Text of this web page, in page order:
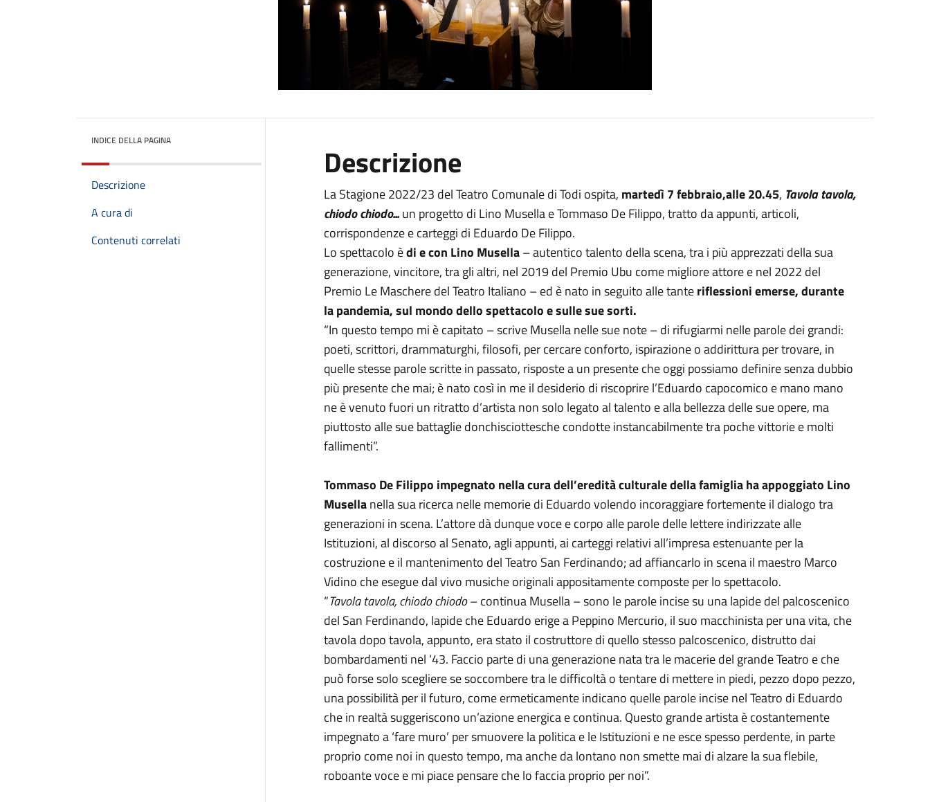
INDICE DELLA PAGINA
Descrizione
A cura di
Contenuti correlati
Descrizione
La Stagione 2022/23 del Teatro Comunale di Todi ospita, martedì 7 febbraio,alle 20.45, Tavola tavola,
chiodo chiodo...un progetto di Lino Musella e Tommaso De Filippo, tratto da appunti, articoli,
corrispondenze e carteggi di Eduardo De Filippo.
Lo spettacolo èdi e con Lino Musella– autentico talento della scena, tra i più apprezzati della sua
generazione, vincitore, tra gli altri, nel 2019 del Premio Ubu come migliore attore e nel 2022 del
Premio Le Maschere del Teatro Italiano – ed è nato in seguito alle tanteriflessioni emerse, durante
la pandemia, sul mondo dello spettacolo e sulle sue sorti.
“In questo tempo mi è capitato – scrive Musella nelle sue note – di rifugiarmi nelle parole dei grandi:
poeti, scrittori, drammaturghi, filosofi, per cercare conforto, ispirazione o addirittura per trovare, in
quelle stesse parole scritte in passato, risposte a un presente che oggi possiamo definire senza dubbio
più presente che mai; è nato così in me il desiderio di riscoprire l’Eduardo capocomico e mano mano
ne è venuto fuori un ritratto d’artista non solo legato al talento e alla bellezza delle sue opere, ma
piuttosto alle sue battaglie donchisciottesche condotte instancabilmente tra poche vittorie e molti
fallimenti”.
Tommaso De Filippo impegnato nella cura dell’eredità culturale della famiglia ha appoggiato Lino
Musellanella sua ricerca nelle memorie di Eduardo volendo incoraggiare fortemente il dialogo tra
generazioni in scena. L’attore dà dunque voce e corpo alle parole delle lettere indirizzate alle
Istituzioni, al discorso al Senato, agli appunti, ai carteggi relativi all’impresa estenuante per la
costruzione e il mantenimento del Teatro San Ferdinando; ad affiancarlo in scena il maestro Marco
Vidino che esegue dal vivo musiche originali appositamente composte per lo spettacolo.
“Tavola tavola, chiodo chiodo– continua Musella – sono le parole incise su una lapide del palcoscenico
del San Ferdinando, lapide che Eduardo erige a Peppino Mercurio, il suo macchinista per una vita, che
tavola dopo tavola, appunto, era stato il costruttore di quello stesso palcoscenico, distrutto dai
bombardamenti nel ‘43. Faccio parte di una generazione nata tra le macerie del grande Teatro e che
può forse solo scegliere se soccombere tra le difficoltà o tentare di mettere in piedi, pezzo dopo pezzo,
una possibilità per il futuro, come ermeticamente indicano quelle parole incise nel Teatro di Eduardo
che in realtà suggeriscono un’azione energica e continua. Questo grande artista è costantemente
impegnato a ‘fare muro’ per smuovere la politica e le Istituzioni e ne esce spesso perdente, in parte
proprio come noi in questo tempo, ma anche da lontano non smette mai di alzare la sua flebile,
roboante voce e mi piace pensare che lo faccia proprio per noi”.